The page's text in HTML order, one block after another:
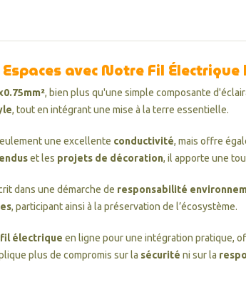
avec Notre Fil
, bien plus qu'une simple composante
, tout en intégrant une mise à la terre essentielle.
une excellente conductivité, mais offre
et les projets de décoration, il apporte une
dans une démarche de responsabilité
, participant ainsi à la préservation de l’écosystème.
fil électrique en ligne pour une intégration pratique,
plus de compromis sur la sécurité ni sur la